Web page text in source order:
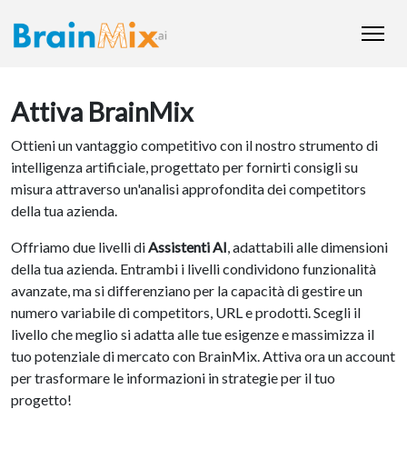
Attiva BrainMix
Ottieni un vantaggio competitivo con il nostro strumento di
intelligenza artificiale, progettato per fornirti consigli su
misura attraverso un'analisi approfondita dei competitors
della tua azienda.
Offriamo due livelli diAssistenti AI, adattabili alle dimensioni
della tua azienda. Entrambi i livelli condividono funzionalità
avanzate, ma si differenziano per la capacità di gestire un
numero variabile di competitors, URL e prodotti. Scegli il
livello che meglio si adatta alle tue esigenze e massimizza il
tuo potenziale di mercato con BrainMix. Attiva ora un account
per trasformare le informazioni in strategie per il tuo
progetto!